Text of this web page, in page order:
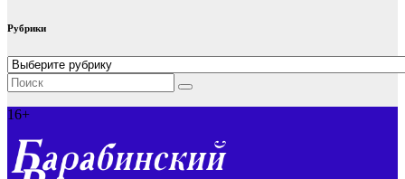
Рубрики
Рубрики
16+